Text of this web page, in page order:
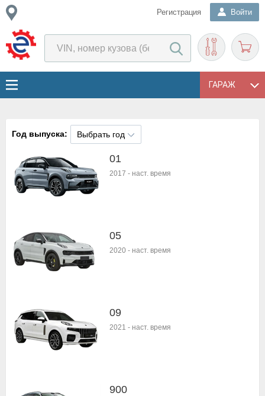
Регистрация Войти
ГАРАЖ
Год выпуска: Выбрать год
01
2017 - наст. время
05
2020 - наст. время
09
2021 - наст. время
900